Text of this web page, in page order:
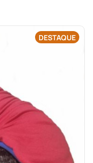
DESTAQUE